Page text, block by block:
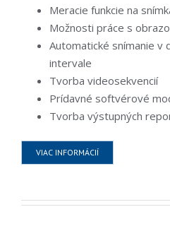
Meracie funkcie na
Možnosti práce s
Automatické snímanie v
intervale
Tvorba videosekvencií
Prídavné softvérové
Tvorba výstupných
VIAC INFORMÁCIÍ